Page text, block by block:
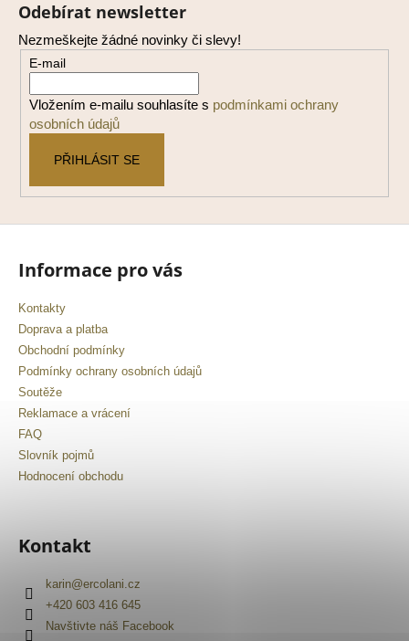
Odebírat newsletter
Nezmeškejte žádné novinky či slevy!
E-mail
Vložením e-mailu souhlasíte s podmínkami ochrany
osobních údajů
PŘIHLÁSIT SE
Informace pro vás
Kontakty
Doprava a platba
Obchodní podmínky
Podmínky ochrany osobních údajů
Soutěže
Reklamace a vrácení
FAQ
Slovník pojmů
Hodnocení obchodu
Kontakt
karin@ercolani.cz
+420 603 416 645
Navštivte náš Facebook